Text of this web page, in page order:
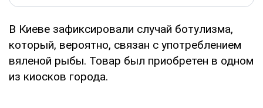
В Киеве зафиксировали случай ботулизма,
который, вероятно, связан с употреблением
вяленой рыбы. Товар был приобретен в одном
из киосков города.